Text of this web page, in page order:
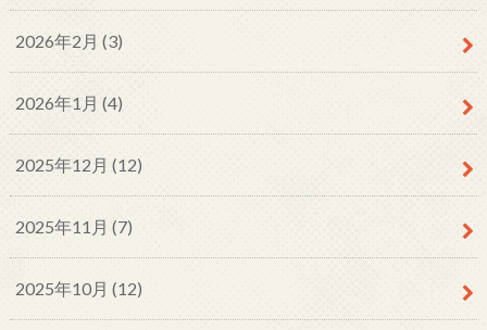
2026年2月 (3)
2026年1月 (4)
2025年12月 (12)
2025年11月 (7)
2025年10月 (12)